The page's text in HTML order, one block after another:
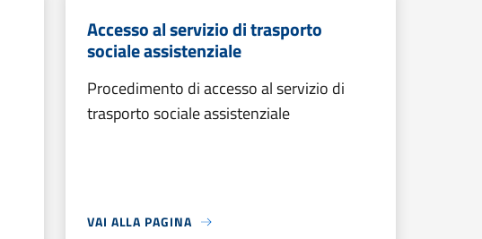
Accesso al servizio di trasporto
sociale assistenziale
Procedimento di accesso al servizio di
trasporto sociale assistenziale
VAI ALLA PAGINA